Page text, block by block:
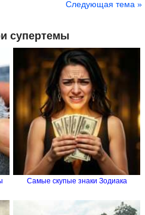
Следующая тема »
супертемы
Самые скупые знаки Зодиака